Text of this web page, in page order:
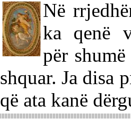
Në
ka qenë
për
shquar. Ja disa
që ata kanë